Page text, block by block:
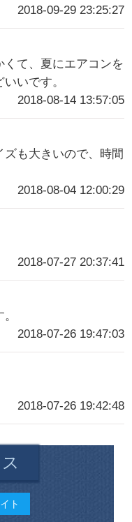
2018-09-29 23:25:27
て、夏にエアコンを
いです。
2018-08-14 13:57:05
も大きいので、時間
2018-08-04 12:00:29
2018-07-27 20:37:41
2018-07-26 19:47:03
2018-07-26 19:42:48
ト